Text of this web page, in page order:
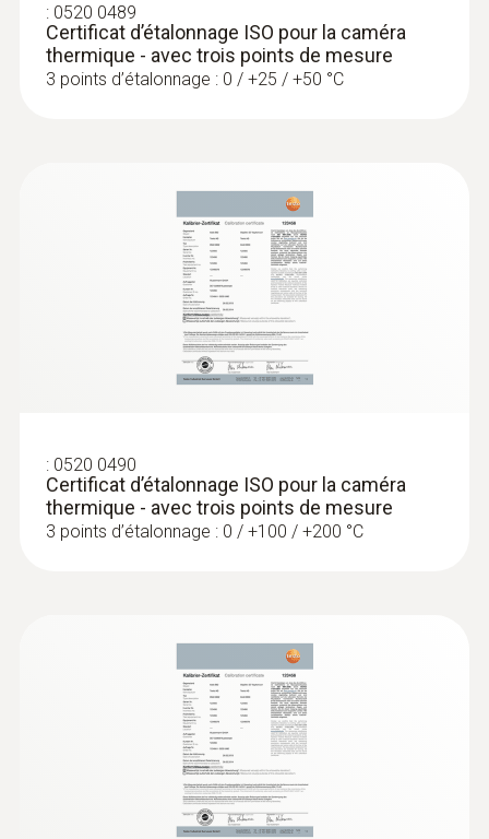
: 0520 0489
Certificat d’étalonnage ISO pour la caméra
thermique - avec trois points de mesure
3 points d’étalonnage : 0 / +25 / +50 °C
: 0520 0490
Certificat d’étalonnage ISO pour la caméra
thermique - avec trois points de mesure
3 points d’étalonnage : 0 / +100 / +200 °C